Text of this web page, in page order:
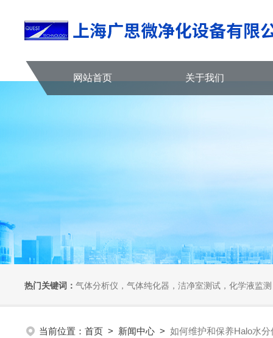
网站首页 关于我们
热门关键词： 气体分析仪，气体纯化器，洁净室测试，化学液监
当前位置： 首页 > 新闻中心 > 如何维护和保养Halo水